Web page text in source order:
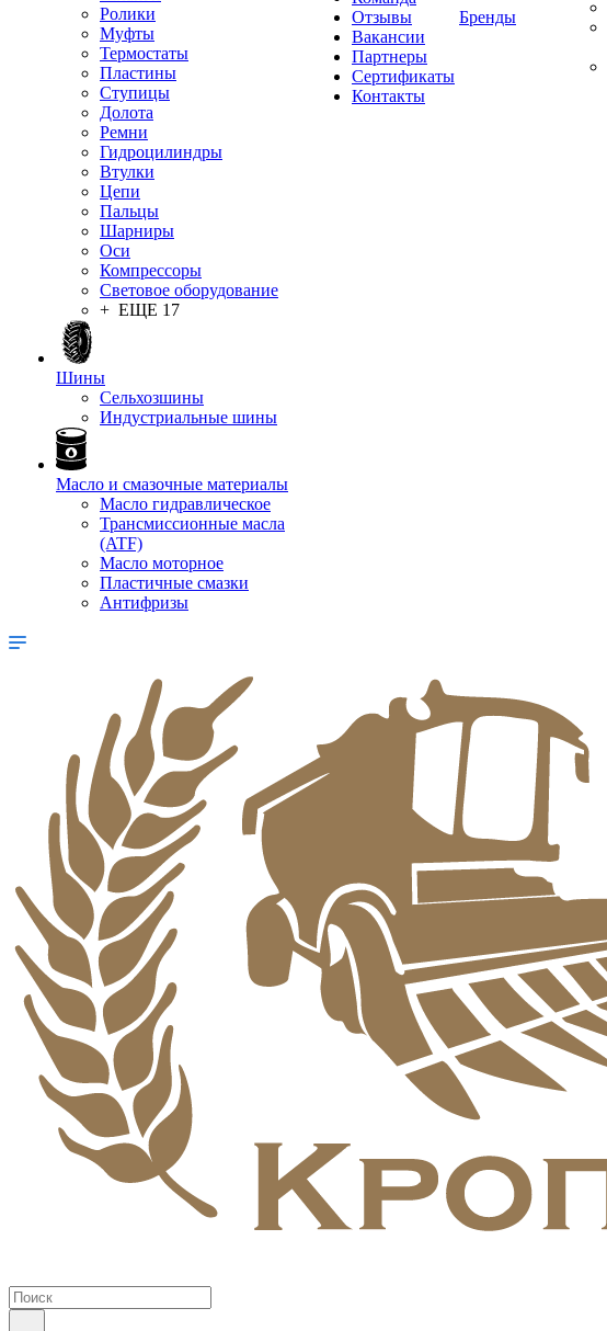
Ролики
Муфты
Термостаты
Пластины
Ступицы
Долота
Ремни
Гидроцилиндры
Втулки
Цепи
Пальцы
Шарниры
Оси
Компрессоры
Световое оборудование
+ ЕЩЕ 17
Шины
Сельхозшины
Индустриальные шины
Масло и смазочные материалы
Масло гидравлическое
Трансмиссионные масла
(ATF)
Масло моторное
Пластичные смазки
Антифризы
Отзывы
Вакансии
Партнеры
Сертификаты
Контакты
Бренды